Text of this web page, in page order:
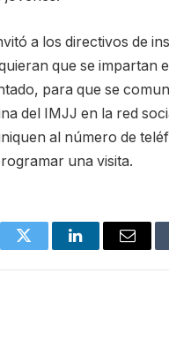
a los directivos de
que se impartan
para que se
del IMJJ en la red
al número de
una visita.
Twitter LinkedInEmail